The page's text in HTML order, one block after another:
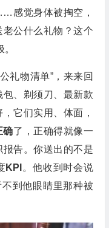
感觉身体被掏空，
公什么礼物？这个
礼物清单”，来来回
、剃须刀、最新款
它们实用、体面，
确了，正确得就像一
告。你送出的不是
KPI 。他收到时会说
到他眼睛里那种被